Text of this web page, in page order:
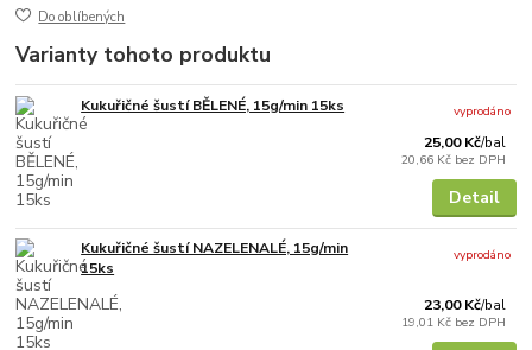
Do oblíbených
Varianty tohoto produktu
Kukuřičné šustí BĚLENÉ, 15g/min 15ks
25,00 Kč/bal
20,66 Kč bez DPH
vyprodáno
Detail
Kukuřičné šustí NAZELENALÉ, 15g/min
15ks
23,00 Kč/bal
19,01 Kč bez DPH
vyprodáno